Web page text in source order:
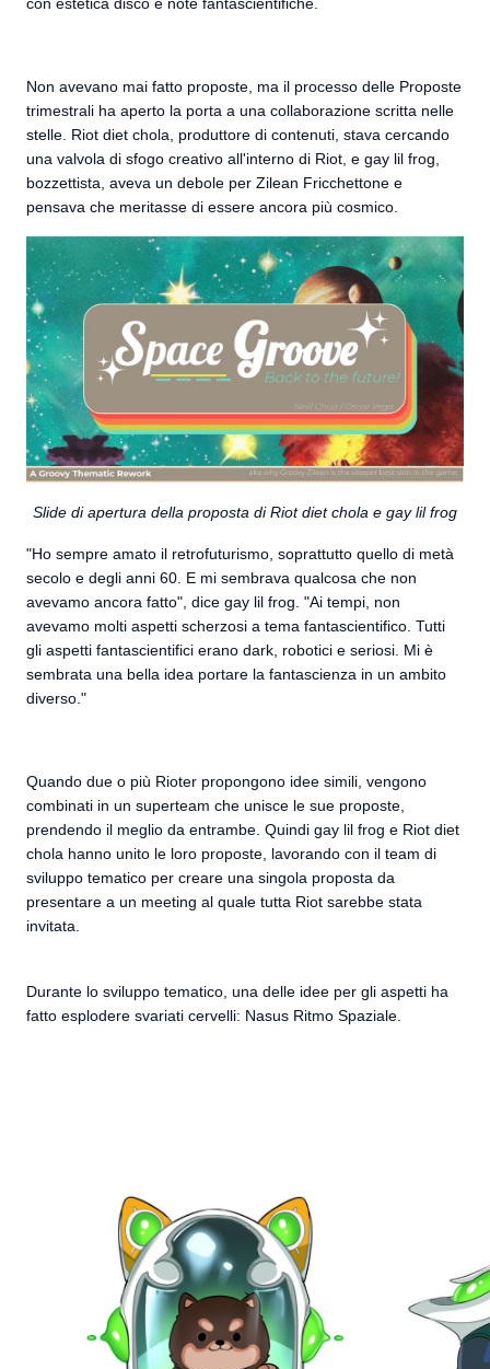
Non avevano mai fatto proposte, ma il processo delle Proposte
trimestrali ha aperto la porta a una collaborazione scritta nelle
stelle. Riot diet chola, produttore di contenuti, stava cercando
una valvola di sfogo creativo all'interno di Riot, e gay lil frog,
bozzettista, aveva un debole per Zilean Fricchettone e
pensava che meritasse di essere ancora più cosmico.
Slide di apertura della proposta di Riot diet chola e gay lil frog
"Ho sempre amato il retrofuturismo, soprattutto quello di metà
secolo e degli anni 60. E mi sembrava qualcosa che non
avevamo ancora fatto", dice gay lil frog. "Ai tempi, non
avevamo molti aspetti scherzosi a tema fantascientifico. Tutti
gli aspetti fantascientifici erano dark, robotici e seriosi. Mi è
sembrata una bella idea portare la fantascienza in un ambito
diverso."
Quando due o più Rioter propongono idee simili, vengono
combinati in un superteam che unisce le sue proposte,
prendendo il meglio da entrambe. Quindi gay lil frog e Riot diet
chola hanno unito le loro proposte, lavorando con il team di
sviluppo tematico per creare una singola proposta da
presentare a un meeting al quale tutta Riot sarebbe stata
invitata.
Durante lo sviluppo tematico, una delle idee per gli aspetti ha
fatto esplodere svariati cervelli: Nasus Ritmo Spaziale.